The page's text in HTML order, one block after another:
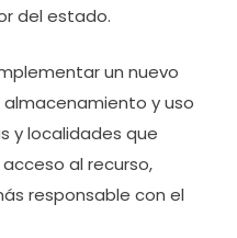
del estado.
un nuevo
y uso
y localidades que
al recurso,
responsable con el